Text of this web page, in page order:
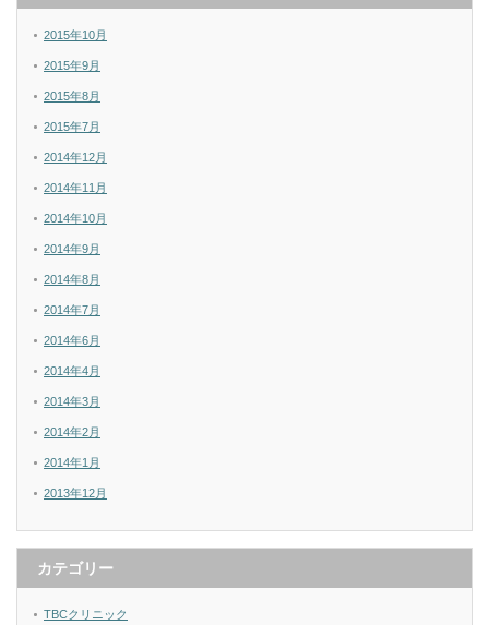
2015年10月
2015年9月
2015年8月
2015年7月
2014年12月
2014年11月
2014年10月
2014年9月
2014年8月
2014年7月
2014年6月
2014年4月
2014年3月
2014年2月
2014年1月
2013年12月
カテゴリー
TBCクリニック